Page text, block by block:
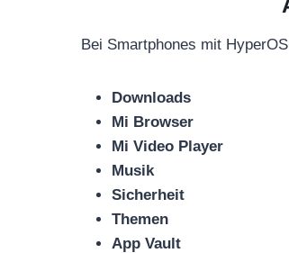
Bei Smartphones mit
Downloads
Mi Browser
Mi Video Player
Musik
Sicherheit
Themen
App Vault